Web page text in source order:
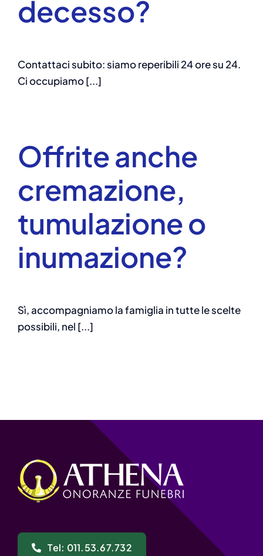
decesso?
Contattaci subito: siamo reperibili 24 ore su 24.
Ci occupiamo [...]
Offrite anche
cremazione,
tumulazione o
inumazione?
Sì, accompagniamo la famiglia in tutte le scelte
possibili, nel [...]
Tel: 011.53.67.732